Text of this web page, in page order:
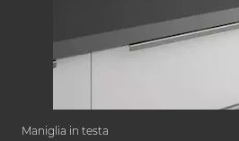
Maniglia in testa